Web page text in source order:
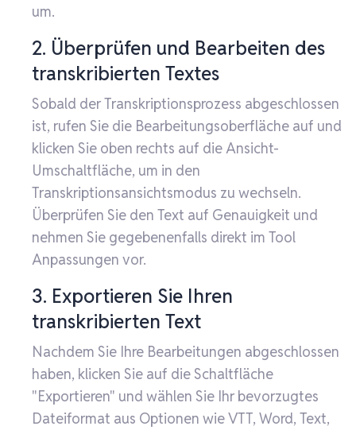
um.
2. Überprüfen und Bearbeiten des
transkribierten Textes
Sobald der Transkriptionsprozess abgeschlossen
ist, rufen Sie die Bearbeitungsoberfläche auf und
klicken Sie oben rechts auf die Ansicht-
Umschaltfläche, um in den
Transkriptionsansichtsmodus zu wechseln.
Überprüfen Sie den Text auf Genauigkeit und
nehmen Sie gegebenenfalls direkt im Tool
Anpassungen vor.
3. Exportieren Sie Ihren
transkribierten Text
Nachdem Sie Ihre Bearbeitungen abgeschlossen
haben, klicken Sie auf die Schaltfläche
"Exportieren" und wählen Sie Ihr bevorzugtes
Dateiformat aus Optionen wie VTT, Word, Text,